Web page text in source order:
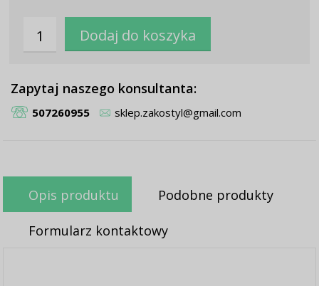
Zapytaj naszego konsultanta:
507260955 sklep.zakostyl@gmail.com
Opis produktu Podobne produkty
Formularz kontaktowy